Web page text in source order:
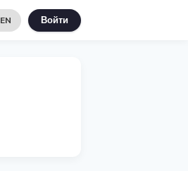
EN Войти